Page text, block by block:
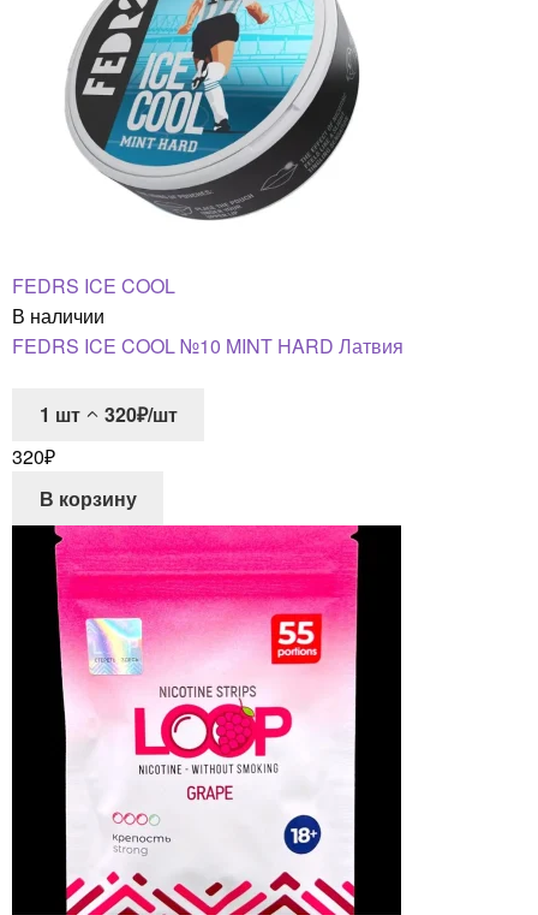
FEDRS ICE COOL
В наличии
FEDRS ICE COOL №10 MINT HARD Латвия
1 шт
320₽/шт
320₽
В корзину